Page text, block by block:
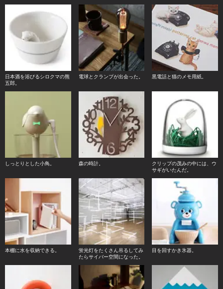
日本酒を浴びるシロクマの熊
五郎。
電球とクランプが出会った。 黒電話と猫のメモ用紙。
しっとりとした小鳥。 森の時計。
クリップの茂みの中には、ウ
サギがいたんだ。
本棚に水を収納できる。
蛍光灯をたくさん吊るしてみ
たらサイバー空間になった。
目を回すかき氷器。